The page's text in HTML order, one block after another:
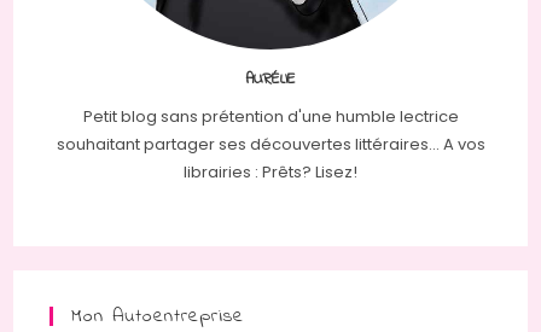
AURÉLIE
Petit blog sans prétention d'une humble lectrice
souhaitant partager ses découvertes littéraires... A vos
librairies : Prêts? Lisez!
Mon Autoentreprise